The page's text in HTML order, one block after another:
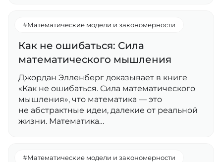
#Математические модели и закономерности
Как не ошибаться: Сила
математического мышления
Джордан Элленберг доказывает в книге
«Как не ошибаться. Сила математического
мышления», что математика — это
не абстрактные идеи, далекие от реальной
жизни. Математика…
#Математические модели и закономерности